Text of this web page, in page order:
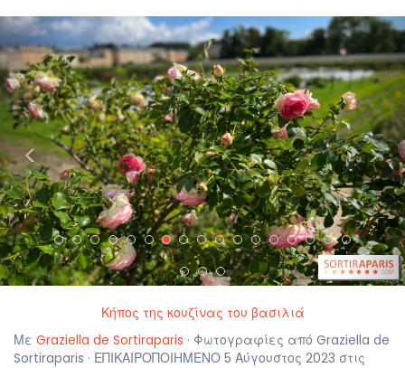
< >
Κήπος της κουζίνας του βασιλιά
Με Graziella de Sortiraparis · Φωτογραφίες από Graziella de
Sortiraparis · ΕΠΙΚΑΙΡΟΠΟΙΗΜΕΝΟ 5 Αύγουστος 2023 στις